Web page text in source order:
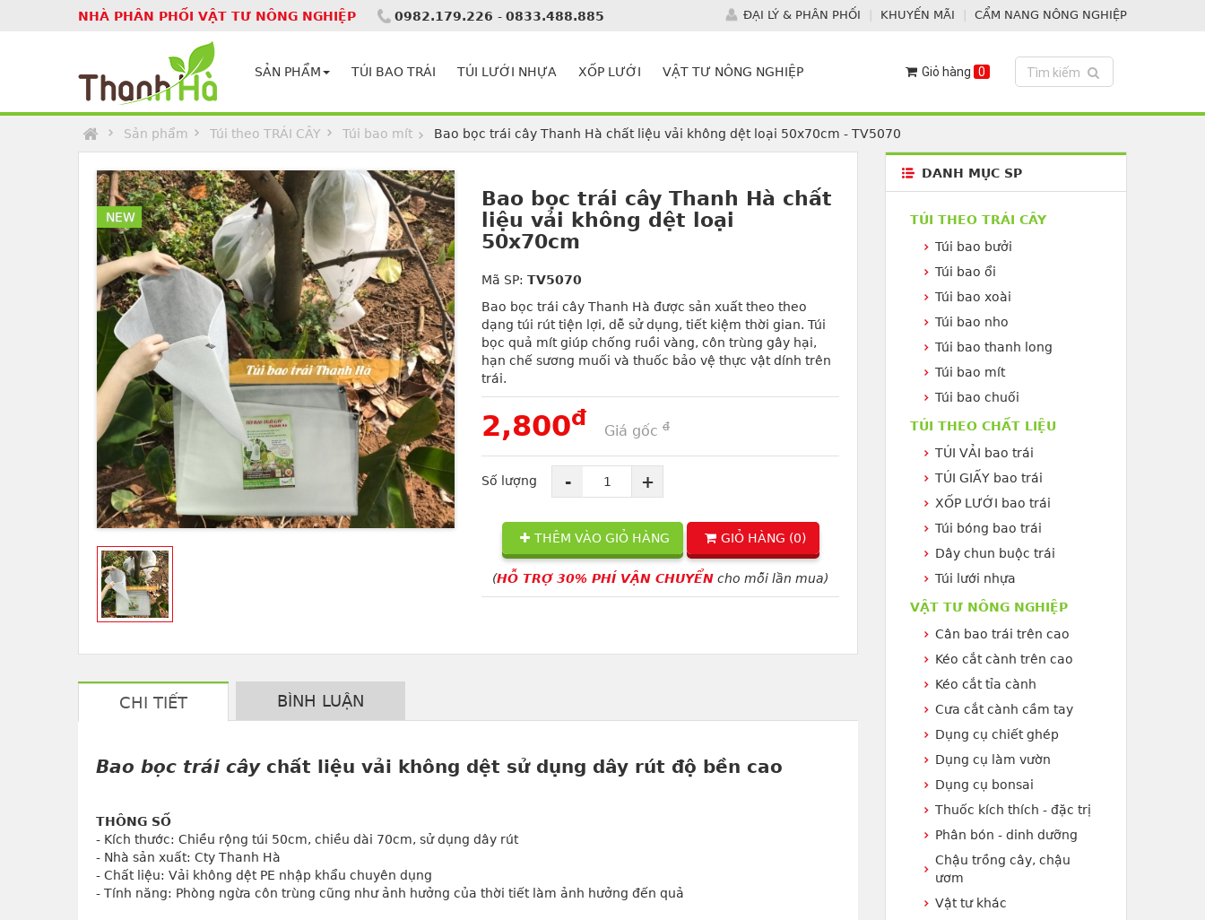
NHÀ PHÂN PHỐI VẬT TƯ NÔNG NGHIỆP 0982.179.226 - 0833.488.885 ĐẠI LÝ & PHÂN PHỐI KHUYẾN MÃI CẨM NANG NÔNG NGHIỆP
SẢN PHẨM TÚI BAO TRÁI TÚI LƯỚI NHỰA XỐP LƯỚI VẬT TƯ NÔNG NGHIỆP Toggle search
Tìm kiếm
Giỏ hàng 0
Sản phẩm Túi theo TRÁI CÂY Túi bao mít Bao bọc trái cây Thanh Hà chất liệu vải không dệt loại 50x70cm - TV5070
NEW
Bao bọc trái cây Thanh Hà chất
liệu vải không dệt loại
50x70cm
Mã SP: TV5070
Bao bọc trái cây Thanh Hà được sản xuất theo theo
dạng túi rút tiện lợi, dễ sử dụng, tiết kiệm thời gian. Túi
bọc quả mít giúp chống ruồi vàng, côn trùng gây hại,
hạn chế sương muối và thuốc bảo vệ thực vật dính trên
trái.
2,800đ
Giá gốc đ
Số lượng - +
THÊM VÀO GIỎ HÀNG GIỎ HÀNG (0)
(HỖ TRỢ 30% PHÍ VẬN CHUYỂN cho mỗi lần mua)
CHI TIẾT BÌNH LUẬN
Bao bọc trái câychất liệu vải không dệt sử dụng dây rút độ bền cao
THÔNG SỐ
- Kích thước: Chiều rộng túi 50cm, chiều dài 70cm, sử dụng dây rút
- Nhà sản xuất: Cty Thanh Hà
- Chất liệu: Vải không dệt PE nhập khẩu chuyên dụng
- Tính năng: Phòng ngừa côn trùng cũng như ảnh hưởng của thời tiết làm ảnh hưởng đến quả
DANH MỤC SP
TÚI THEO TRÁI CÂY
Túi bao bưởi
Túi bao ổi
Túi bao xoài
Túi bao nho
Túi bao thanh long
Túi bao mít
Túi bao chuối
TÚI THEO CHẤT LIỆU
TÚI VẢI bao trái
TÚI GIẤY bao trái
XỐP LƯỚI bao trái
Túi bóng bao trái
Dây chun buộc trái
Túi lưới nhựa
VẬT TƯ NÔNG NGHIỆP
Cân bao trái trên cao
Kéo cắt cành trên cao
Kéo cắt tỉa cành
Cưa cắt cành cầm tay
Dụng cụ chiết ghép
Dụng cụ làm vườn
Dụng cụ bonsai
Thuốc kích thích - đặc trị
Phân bón - dinh dưỡng
Chậu trồng cây, chậu
ươm
Vật tư khác